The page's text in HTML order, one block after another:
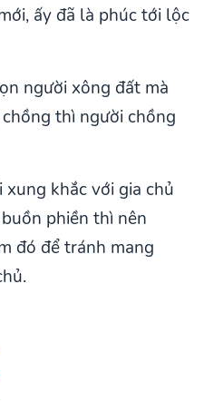
ấy đã là phúc tới lộc
người xông đất mà
thì người chồng
khắc với gia chủ
phiền thì nên
đó để tránh mang